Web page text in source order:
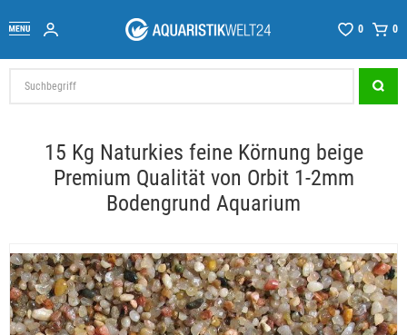
0 0
15 Kg Naturkies feine Körnung beige
Premium Qualität von Orbit 1-2mm
Bodengrund Aquarium